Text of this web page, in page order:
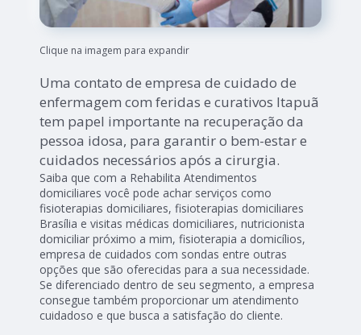
Clique na imagem para expandir
Uma contato de empresa de cuidado de
enfermagem com feridas e curativos Itapuã
tem papel importante na recuperação da
pessoa idosa, para garantir o bem-estar e
cuidados necessários após a cirurgia.
Saiba que com a Rehabilita Atendimentos
domiciliares você pode achar serviços como
fisioterapias domiciliares, fisioterapias domiciliares
Brasília e visitas médicas domiciliares, nutricionista
domiciliar próximo a mim, fisioterapia a domicílios,
empresa de cuidados com sondas entre outras
opções que são oferecidas para a sua necessidade.
Se diferenciado dentro de seu segmento, a empresa
consegue também proporcionar um atendimento
cuidadoso e que busca a satisfação do cliente.